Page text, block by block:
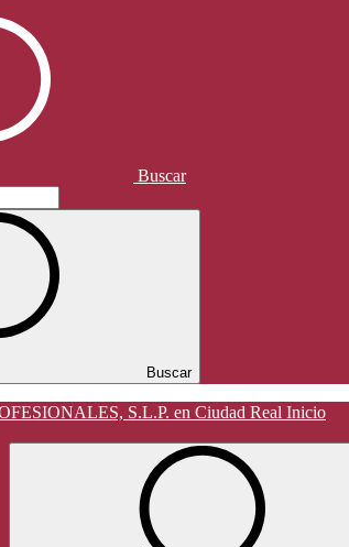
Buscar
Buscar
Inicio